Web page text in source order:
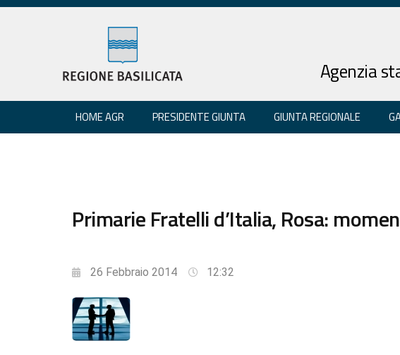
Agenzia
HOME AGR PRESIDENTE GIUNTA GIUNTA REGIONALE
Primarie Fratelli d’Italia, Rosa:
26 Febbraio 2014 12:32